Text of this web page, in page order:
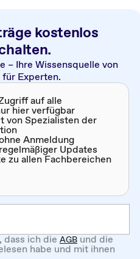
kostenlos
– Ihre Wissensquelle von
Experten.
auf alle
hier verfügbar
von Spezialisten der
Anmeldung
Updates
zu allen Fachbereichen
dass ich dieAGBund die
habe und mit ihnen